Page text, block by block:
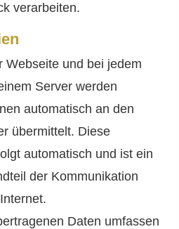
verarbeiten.
Webseite und bei jedem
Server werden
automatisch an den
übermittelt. Diese
automatisch und ist ein
der Kommunikation
Daten umfassen